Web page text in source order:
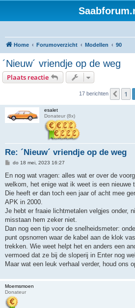
Home Forumoverzicht Modellen 90
´Nieuw´ vriendje op de weg
Plaats reactie
17 berichten 1
esalet
Donateur (8x)
Re: ´Nieuw´ vriendje op de weg
B
r
c
h
do 18 mei, 2023 16:27
En nog wat vragen: alles wat er over de
welkom, het enige wat ik weet is een nieuwe
Die heeft er dan toch een jaar of acht mee
APK in 2000.
Je hebt er fraaie lichtmetalen velgjes onder,
misstaan hem zeker niet.
Dan nog een tip voor de snelheidsmeter:
punt opsnorren waar de kabel aan de klok
trekken. Wie weet helpt het en anders een
vermoed dat ze bij de sloperij in Enter nog
Maar wat een leuk verhaal verder, houd ons
Moemsmoen
Donateur